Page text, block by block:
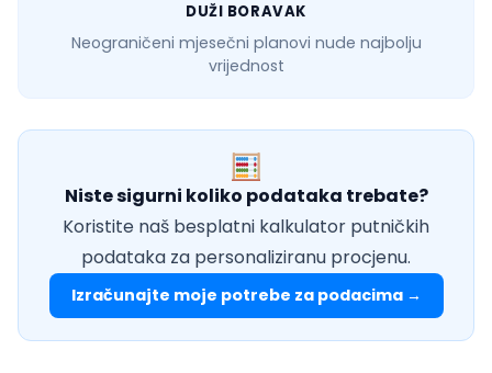
DUŽI BORAVAK
Neograničeni mjesečni planovi nude najbolju
vrijednost
Niste sigurni koliko podataka trebate?
Koristite naš besplatni kalkulator putničkih
podataka za personaliziranu procjenu.
Izračunajte moje potrebe za podacima →